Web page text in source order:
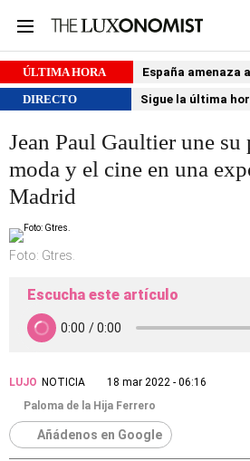
ÚLTIMA HORA
España amenaza
DIRECTO
Sigue la última
Jean Paul Gaultier une su
moda y el cine en una
Madrid
Foto: Gtres.
Escucha este artículo
LUJO NOTICIA
18 mar 2022 - 06:16
Paloma de la Hija Ferrero
Añádenos en Google